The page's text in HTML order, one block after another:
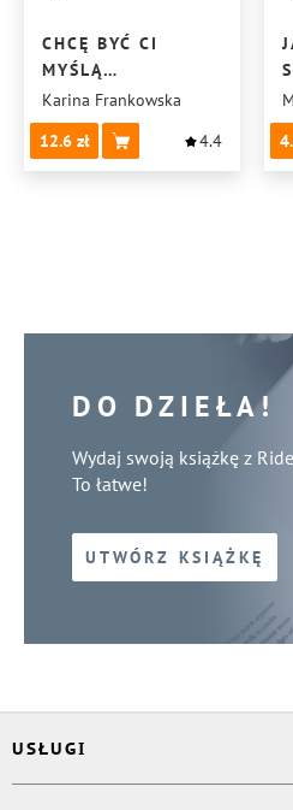
CHCĘ BYĆ CI
MYŚLĄ…
Karina Frankowska
12.6
4.4
DO DZIEŁA!
Wydaj swoją książkę z
To łatwe!
UTWÓRZ KSIĄŻKĘ
USŁUGI